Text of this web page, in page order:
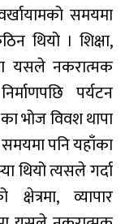
समयमा
थियो । शिक्षा,
यसले नकरात्मक
पर्यटन
भोज विवश थापा
पनि यहाँका
थियो त्यसले गर्दा
व्यापार